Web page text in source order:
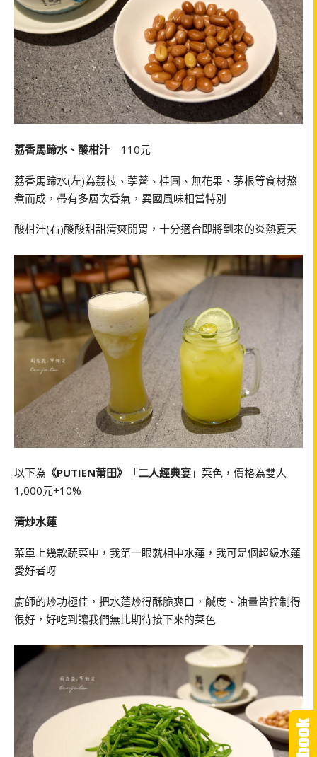
荔香馬蹄水、酸柑汁—110元
荔香馬蹄水(左)為荔枝、荸薺、桂圓、無花果、茅根等食材熬
煮而成，帶有多層次香氣，異國風味相當特別
酸柑汁(右)酸酸甜甜清爽開胃，十分適合即將到來的炎熱夏天
以下為 《PUTIEN莆田》 「二人經典宴 」菜色，價格為雙人
1,000元+10%
清炒水蓮
菜單上幾款蔬菜中，我第一眼就相中水蓮，我可是個超級水蓮
愛好者呀
廚師的炒功極佳，把水蓮炒得酥脆爽口，鹹度、油量皆控制得
很好，好吃到讓我們無比期待接下來的菜色